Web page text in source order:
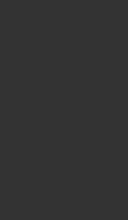
ki, amely a
jatszmakig//